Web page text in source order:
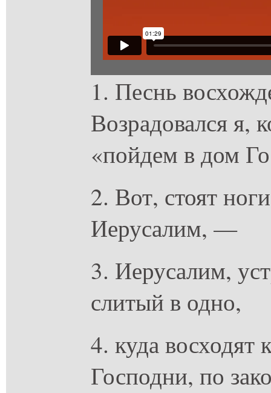
1. Песнь
Возрадовался я,
«пойдем в дом
2. Вот, стоят
Иерусалим, —
3. Иерусалим,
слитый в одно,
4. куда восходят
Господни, по